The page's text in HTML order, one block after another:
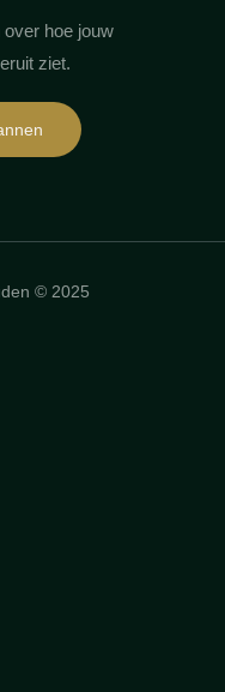
hoe jouw
ziet.
© 2025